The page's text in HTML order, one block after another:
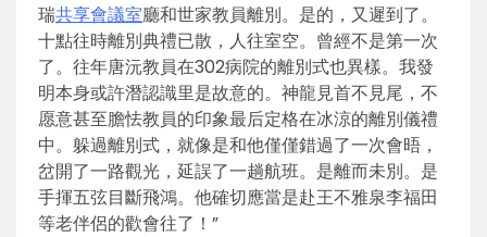
瑞共享會議室廳和世家教員離別。是的，又遲到了。
十點往時離別典禮已散，人往室空。曾經不是第一次
了。往年唐沅教員在302病院的離別式也異樣。我發
明本身或許潛認識里是故意的。神龍見首不見尾，不
愿意甚至膽怯教員的印象最后定格在冰涼的離別儀禮
中。躲過離別式，就像是和他僅僅錯過了一次會晤，
岔開了一路觀光，延誤了一趟航班。是離而未別。是
手揮五弦目斷飛鴻。他確切應當是赴王不雅泉李福田
等老伴侶的歡會往了！”